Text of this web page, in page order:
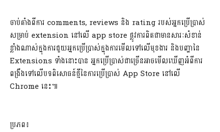
ចាប់តាំងពីការ comments, reviews និង rating របស់អ្នកប្រើប្រាស់
សម្រាប់ extension នៅលើ app store ផ្លូវការពិតជាមានសារៈសំខាន់
ខ្លាំងណាស់ក្នុងការជួយអ្នកប្រើប្រាស់ក្នុងការមើលទៅលើមុខងារ និងបញ្ហានៃ
Extensions ទាំងនោះបាន អ្នកប្រើប្រាស់ជាច្រើនអាចមើលឃើញអំពីការ
ពង្រឹងទៅលើបទពិសោធន៍ថ្មីនៃការប្រើប្រាស់ App Store នៅលើ
Chrome នេះ៕
ប្រភព៖